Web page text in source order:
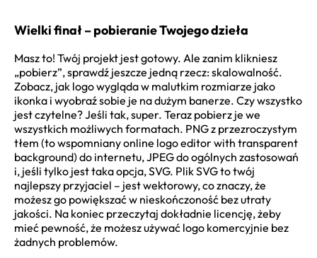
Wielki finał – pobieranie Twojego dzieła
Masz to! Twój projekt jest gotowy. Ale zanim klikniesz
„pobierz”, sprawdź jeszcze jedną rzecz: skalowalność.
Zobacz, jak logo wygląda w malutkim rozmiarze jako
ikonka i wyobraź sobie je na dużym banerze. Czy wszystko
jest czytelne? Jeśli tak, super. Teraz pobierz je we
wszystkich możliwych formatach. PNG z przezroczystym
tłem (to wspomniany online logo editor with transparent
background) do internetu, JPEG do ogólnych zastosowań
i, jeśli tylko jest taka opcja, SVG. Plik SVG to twój
najlepszy przyjaciel – jest wektorowy, co znaczy, że
możesz go powiększać w nieskończoność bez utraty
jakości. Na koniec przeczytaj dokładnie licencję, żeby
mieć pewność, że możesz używać logo komercyjnie bez
żadnych problemów.